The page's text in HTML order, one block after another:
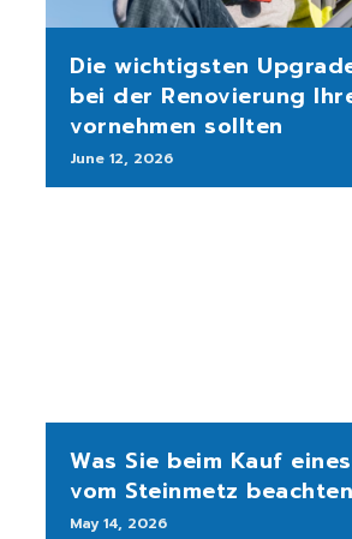
Die wichtigsten
bei der Renovierung
vornehmen sollten
June 12, 2026
Was Sie beim Kauf
vom Steinmetz
May 14, 2026